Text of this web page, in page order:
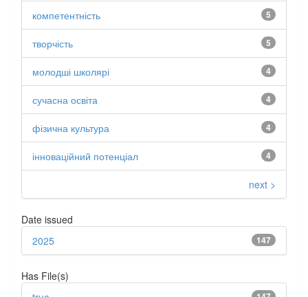
5
компетентність
5
творчість
4
молодші школярі
4
сучасна освіта
4
фізична культура
4
інноваційний потенціал
next >
Date issued
147
2025
Has File(s)